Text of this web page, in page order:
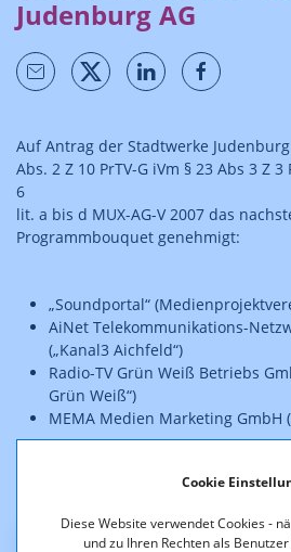
Cookie
Diese Website verwendet Cookies -
und zu Ihren Rechten als
Judenburg AG
Auf Antrag der Stadtwerke
Abs. 2 Z 10 PrTV-G iVm § 23 Abs 3 Z 3
6
lit. a bis d MUX-AG-V 2007 das
Programmbouquet genehmigt:
„Soundportal“
AiNet Telekommunikations-
(„Kanal3 Aichfeld“)
Radio-TV Grün Weiß Betriebs
Grün Weiß“)
MEMA Medien Marketing GmbH